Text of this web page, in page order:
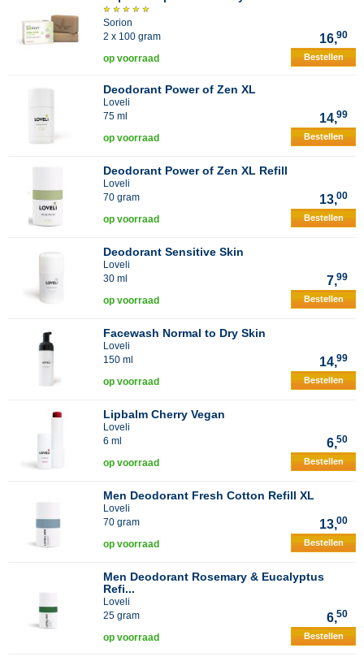
Sorion
2 x 100 gram
16,90
op voorraad Bestellen
Deodorant Power of Zen XL
Loveli
75 ml
14,99
op voorraad Bestellen
Deodorant Power of Zen XL Refill
Loveli
70 gram
13,00
op voorraad Bestellen
Deodorant Sensitive Skin
Loveli
30 ml
7,99
op voorraad Bestellen
Facewash Normal to Dry Skin
Loveli
150 ml
14,99
op voorraad Bestellen
Lipbalm Cherry Vegan
Loveli
6 ml
6,50
op voorraad Bestellen
Men Deodorant Fresh Cotton Refill XL
Loveli
70 gram
13,00
op voorraad Bestellen
Men Deodorant Rosemary & Eucalyptus
Refi...
Loveli
25 gram
6,50
op voorraad Bestellen